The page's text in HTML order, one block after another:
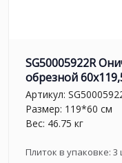
SG50005922R
обрезной
Артикул:
Размер: 119*60 см
Вес: 46.75 кг
Плиток в упаковке: 3